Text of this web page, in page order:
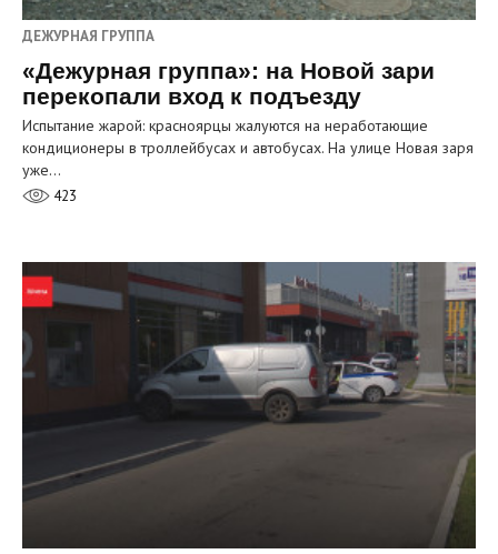
ДЕЖУРНАЯ ГРУППА
«Дежурная группа»: на Новой зари
перекопали вход к подъезду
Испытание жарой: красноярцы жалуются на неработающие
кондиционеры в троллейбусах и автобусах. На улице Новая заря
уже…
423